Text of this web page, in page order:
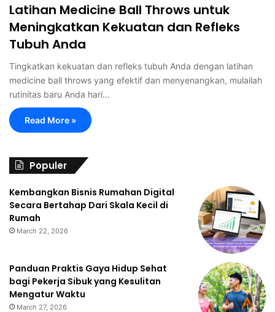
Latihan Medicine Ball Throws untuk
Meningkatkan Kekuatan dan Refleks
Tubuh Anda
Tingkatkan kekuatan dan refleks tubuh Anda dengan latihan
medicine ball throws yang efektif dan menyenangkan, mulailah
rutinitas baru Anda hari…
Read More »
Populer
Kembangkan Bisnis Rumahan Digital
Secara Bertahap Dari Skala Kecil di
Rumah
March 22, 2026
Panduan Praktis Gaya Hidup Sehat
bagi Pekerja Sibuk yang Kesulitan
Mengatur Waktu
March 27, 2026